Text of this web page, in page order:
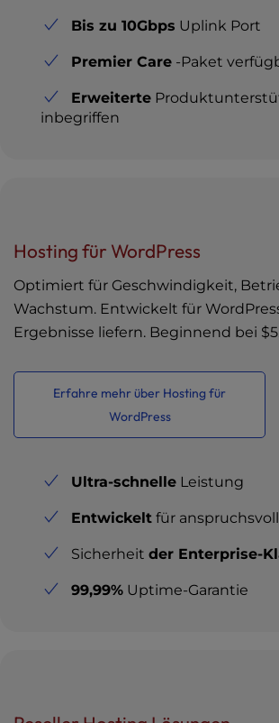
Bis zu 10Gbps Uplink Port
Premier Care -Paket
Erweiterte
inbegriffen
Hosting für WordPress
Optimiert für Geschwindigkeit,
Wachstum. Entwickelt für
Ergebnisse liefern. Beginnend bei
Erfahre mehr über Hosting für
WordPress
Ultra-schnelle Leistung
Entwickelt für
Sicherheit der Enterprise-
99,99% Uptime-Garantie